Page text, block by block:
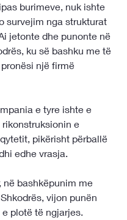
burimeve, nuk ishte
survejim nga strukturat
jetonte dhe punonte në
ku së bashku me të
një firmë
e tyre ishte e
e
pikërisht përballë
edhe vrasja.
në bashkëpunim me
vijon punën
plotë të ngjarjes.